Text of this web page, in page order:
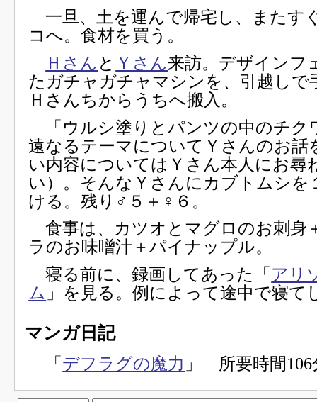
一旦、土を運んで帰宅し、またす
コへ。食材を買う。
Ｈさん と Ｙさん来訪。デザインフ
たガチャガチャマシンを、引越しで
Ｈさんちからうちへ搬入。
「ウルシ塗りとパンツの中のチク
遠なるテーマについてＹさんのお話
い内容についてはＹさん本人にお尋
い）。そんなＹさんにカブトムシを
ける。残り♂５＋♀６。
食事は、カツオとマグロのお刺身
ラのお味噌汁＋パイナップル。
寝る前に、録画してあった「 アリ
ム 」を見る。例によって途中で寝て
マンガ日記
「デフラグの魔力 」 所要時間106